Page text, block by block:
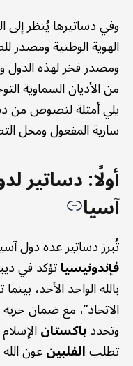
وفي دساتيرها يُنظر
الهوية الوطنية ومصدر
ومصدر فخر لهذه الدول
من الأديان السماوية
يلي أمثلة لنصوص من
سارية المفعول ومحل
أولًا: دساتير
آسيا
تُبرز دساتير عدة دول
فإندونيسياتؤكد في
بالله الواحد الأحد،
الاتحاد”، مع ضمان حرية
وتحددباكستان
تطلبالفلبينعون